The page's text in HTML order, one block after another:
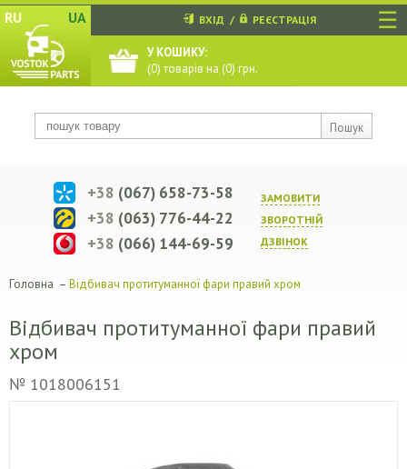
☰
RU UA
Пошук
ВХІД / РЕЄСТРАЦІЯ
У КОШИКУ:
(0) товарів на (0) грн.
ЗАМОВИТИ
ЗВОРОТНIЙ
ДЗВIНОК
+38 (067) 658-73-58
+38 (063) 776-44-22
+38 (066) 144-69-59
Головна – Відбивач протитуманної фари правий хром
Відбивач протитуманної фари правий
хром
№ 1018006151